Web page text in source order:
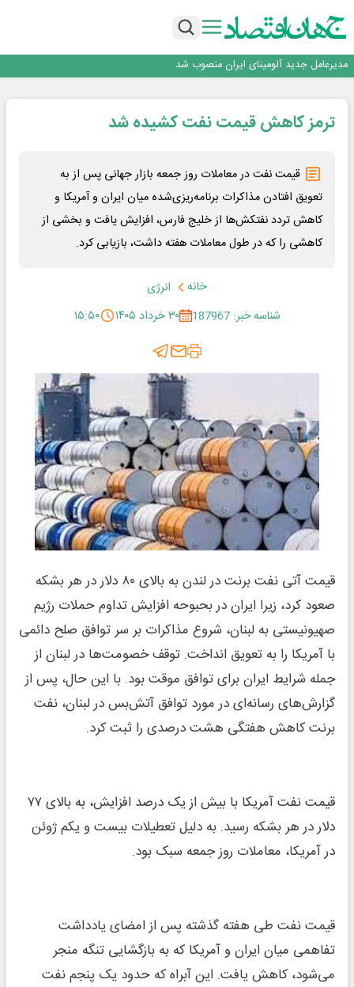
بازگشت فرش ماشینی به اصفهان پس از هفت سال؛ دو نمایشگاه تخصصی در شهر
مدیرعامل جدید آلومینای ایران منصوب شد
رونمایی فولاد غدیر نی ریز از سامانه ی « آقای پولاد»
بازگشت فرش ماشینی به اصفهان پس از هفت سال؛ دو نمایشگاه تخصصی در شهر
نمایشگاهی برگزار می‌شود
عرضه اولیه احیا استیل فولاد بافت
ترمز کاهش قیمت نفت کشیده شد
قیمت نفت در معاملات روز جمعه بازار جهانی پس از به
تعویق افتادن مذاکرات برنامه‌ریزی‌شده میان ایران و آمریکا و
کاهش تردد نفتکش‌ها از خلیج فارس، افزایش یافت و بخشی از
کاهشی را که در طول معاملات هفته داشت، بازیابی کرد.
خانه
انرژی
شناسه خبر: 187967
۳۰ خرداد ۱۴۰۵ ۱۵:۵۰
قیمت آتی نفت برنت در لندن به بالای ۸۰ دلار در هر بشکه
صعود کرد، زیرا ایران در بحبوحه افزایش تداوم حملات رژیم
صهیونیستی به لبنان، شروع مذاکرات بر سر توافق صلح دائمی
با آمریکا را به تعویق انداخت. توقف خصومت‌ها در لبنان از
جمله شرایط ایران برای توافق موقت بود. با این حال، پس از
گزارش‌های رسانه‌ای در مورد توافق آتش‌بس در لبنان، نفت
برنت کاهش هفتگی هشت درصدی را ثبت کرد.
قیمت نفت آمریکا با بیش از یک درصد افزایش، به بالای ۷۷
دلار در هر بشکه رسید. به دلیل تعطیلات بیست و یکم ژوئن
در آمریکا، معاملات روز جمعه سبک بود.
قیمت نفت طی هفته گذشته پس از امضای یادداشت
تفاهمی میان ایران و آمریکا که به بازگشایی تنگه منجر
می‌شود، کاهش یافت. این آبراه که حدود یک پنجم نفت